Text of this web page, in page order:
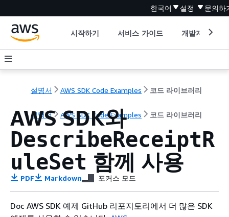
한국어 설정 문의하
시작하기 서비스 가이드 개발자 도구
설명서 AWS SDK Code Examples 코드 라이브러리
설명서 AWS SDK Code Examples 코드 라이브러리
AWS SDK와
DescribeReceiptR
uleSet 함께 사용
PDF Markdown 포커스 모드
Doc AWS SDK 예제 GitHub 리포지토리에서 더 많은 SDK